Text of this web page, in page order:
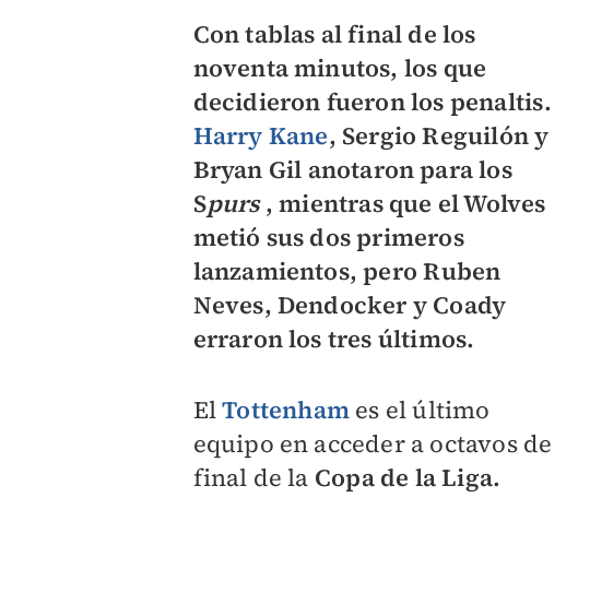
Con tablas al final de los
noventa minutos, los que
decidieron fueron los penaltis.
Harry Kane, Sergio Reguilóny
Bryan Gil anotaron para los
Spurs, mientras que elWolves
metió sus dos primeros
lanzamientos, pero Ruben
Neves, Dendocker y Coady
erraron los tres últimos.
ElTottenham es el último
equipo en acceder a octavos de
final de la Copa de la Liga.